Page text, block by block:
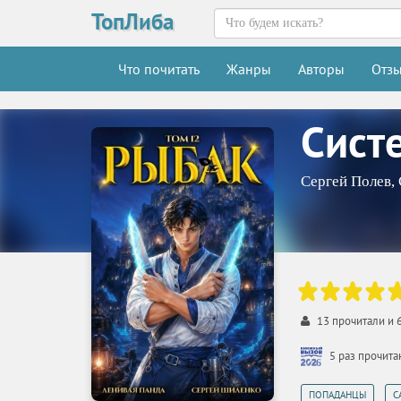
ТопЛиба
Что почитать Жанры Авторы
Сергей Полев,
13 прочитали и
5 раз
ПОПАДАНЦЫ